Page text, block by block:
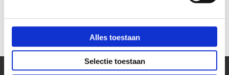
Alles toestaan
Selectie toestaan